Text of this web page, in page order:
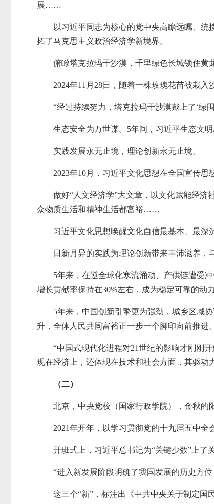
展……
以习近平同志为核心的党中央高瞻远瞩、
拓了马克思主义政治经济学新境界。
俯瞰塔克拉玛干沙漠，千里绿色长城锁住黄
2024年11月28日，随着一株玫瑰花苗被栽
“经过持续努力，塔克拉玛干沙漠戴上了‘绿
生态安全为万世谋。5年间，习近平生态文
实践发展永无止境，理论创新永无止境。
2023年10月，习近平文化思想在全国宣传思
做好“人文经济学”大文章，以文化赋能经
众物质生活和精神生活都富裕……
习近平文化思想唤醒文化自信最基本、最深
日新月异的实践为理论创新带来丰沛滋养，
5年来，在逆全球化寒流涌动、产供链遭受
增长贡献率保持在30%左右，成为稳定可靠的动
5年来，中国创新引擎更为强劲，城乡区域
升，全体人民共同富裕正一步一个脚印向前推进。
“中国式现代化进程对21世纪的影响才刚刚
现在经济上，还体现在技术和社会方面，其驱动
（二）
北京，中央党校（国家行政学院），金秋的
2021年开年，以学习贯彻党的十九届五中全
开班式上，习近平总书记为“关键少数”上了
“进入新发展阶段明确了我国发展的历史方
这三个“新”，标注出《中共中央关于制定